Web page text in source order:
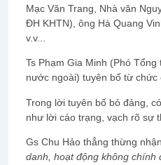
Mạc Văn Trang, Nhà văn
ĐH KHTN), ông Hà Quang
v.v...
Ts Phạm Gia Minh (Phó
nước ngoài) tuyên bố từ
Trong lời tuyên bố bỏ đảng,
như lời cáo trạng, vạch rõ sự
Gs Chu Hảo thẳng thừng
danh, hoạt động không chính